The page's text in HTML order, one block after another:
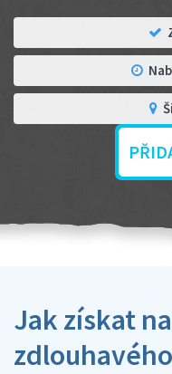
Jak získat